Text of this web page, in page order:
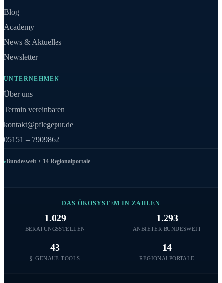
Blog
Academy
News & Aktuelles
Newsletter
UNTERNEHMEN
Über uns
Termin vereinbaren
kontakt@pflegepur.de
05151 – 7909862
Bundesweit + 14 Regionalportale
DAS ÖKOSYSTEM IN ZAHLEN
1.029
BERATUNGSSTELLEN
1.293
ANBIETER BUNDESWEIT
43
§-GENAUE TOOLS
14
REGIONALPORTALE